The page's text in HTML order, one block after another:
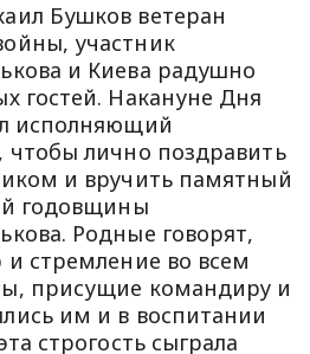
Бушков ветеран
участник
и Киева радушно
гостей. Накануне Дня
исполняющий
чтобы лично поздравить
и вручить памятный
й годовщины
Родные говорят,
и стремление во всем
присущие командиру и
им и в воспитании
строгость сыграла